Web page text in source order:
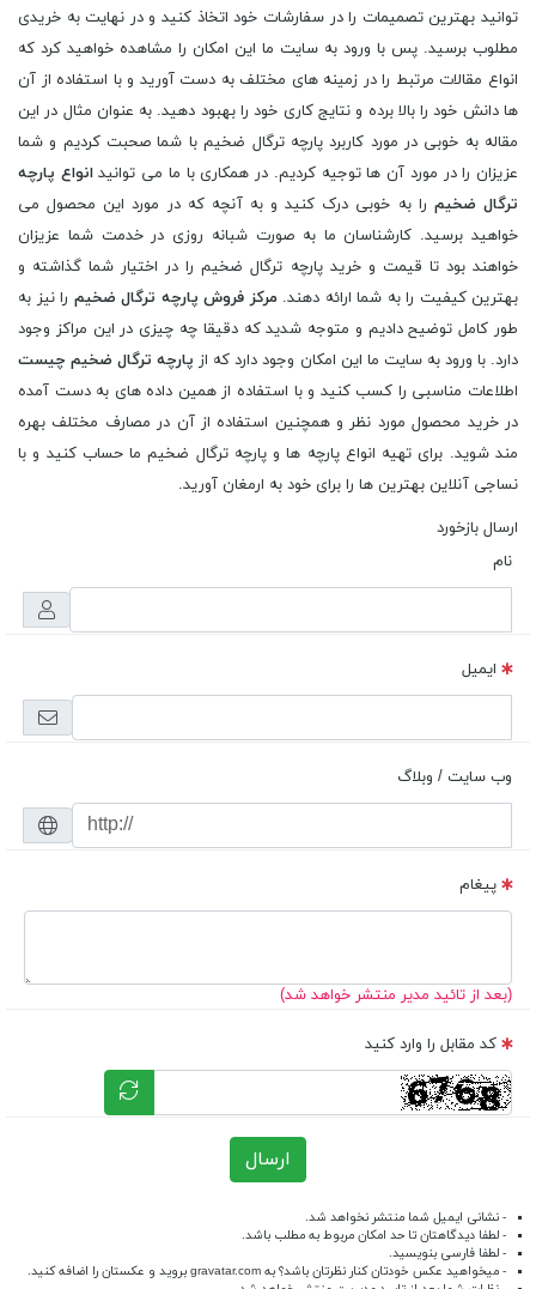
توانید بهترین تصمیمات را در سفارشات خود اتخاذ کنید و در نهایت به خریدی
مطلوب برسید. پس با ورود به سایت ما این امکان را مشاهده خواهید کرد که
انواع مقالات مرتبط را در زمینه های مختلف به دست آورید و با استفاده از آن
ها دانش خود را بالا برده و نتایج کاری خود را بهبود دهید. به عنوان مثال در این
مقاله به خوبی در مورد کاربرد پارچه ترگال ضخیم با شما صحبت کردیم و شما
عزیزان را در مورد آن ها توجیه کردیم. در همکاری با ما می توانیدانواع پارچه
ترگال ضخیم را به خوبی درک کنید و به آنچه که در مورد این محصول می
خواهید برسید. کارشناسان ما به صورت شبانه روزی در خدمت شما عزیزان
خواهند بود تا قیمت و خرید پارچه ترگال ضخیم را در اختیار شما گذاشته و
بهترین کیفیت را به شما ارائه دهند. مرکز فروش پارچه ترگال ضخیم را نیز به
طور کامل توضیح دادیم و متوجه شدید که دقیقا چه چیزی در این مراکز وجود
دارد. با ورود به سایت ما این امکان وجود دارد که از پارچه ترگال ضخیم چیست
اطلاعات مناسبی را کسب کنید و با استفاده از همین داده های به دست آمده
در خرید محصول مورد نظر و همچنین استفاده از آن در مصارف مختلف بهره
مند شوید. برای تهیه انواع پارچه ها و پارچه ترگال ضخیم ما حساب کنید و با
نساجی آنلاین بهترین ها را برای خود به ارمغان آورید.
ارسال بازخورد
نام
ایمیل
وب سایت / وبلاگ
پیغام
(بعد از تائید مدیر منتشر خواهد شد)
کد مقابل را وارد کنید
ارسال
- نشانی ایمیل شما منتشر نخواهد شد.
- لطفا دیدگاهتان تا حد امکان مربوط به مطلب باشد.
- لطفا فارسی بنویسید.
- میخواهید عکس خودتان کنار نظرتان باشد؟ به gravatar.com بروید و عکستان را اضافه کنید.